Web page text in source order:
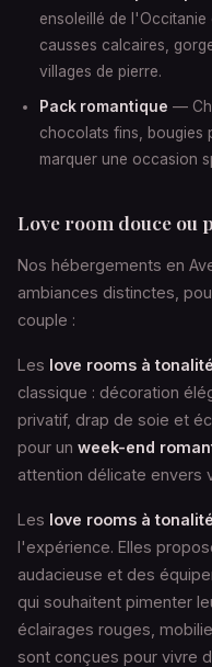
ensoleillé de
causses calcaires,
villages de pierre.
Pack romantique —
chocolats fins, bougies
marquer une occasion
Love room douce ou
Nos hébergements en
ambiances distinctes,
couple :
Les love rooms à
classique : décoration
privatif, drap de soie et
pour un week-end
attention délicate envers
Les love rooms à
l'expérience. Elles
audacieuse et des
qui souhaitent pimenter
éclairages rouges,
sont conçues pour vivre